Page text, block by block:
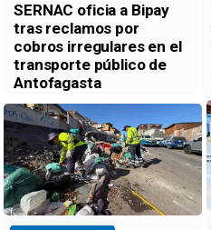
SERNAC oficia a Bipay
tras reclamos por
cobros irregulares en el
transporte público de
Antofagasta